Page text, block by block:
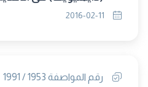
رقم المواصفة 1953 / 1991